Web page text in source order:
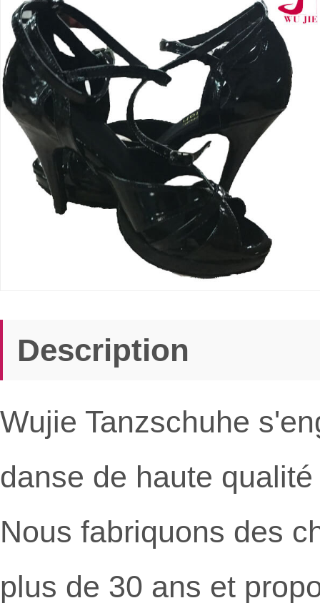
Description
Wujie Tanzschuhe
danse de haute
Nous fabriquons des
plus de 30 ans et